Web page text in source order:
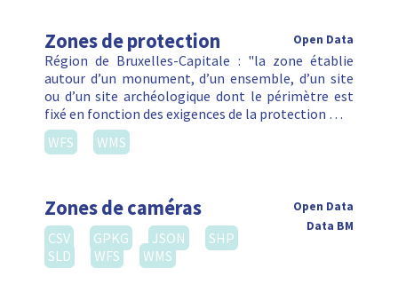
Zones de protection Open Data
Région de Bruxelles-Capitale : "la zone établie
autour d’un monument, d’un ensemble, d’un site
ou d’un site archéologique dont le périmètre est
fixé en fonction des exigences de la protection …
WFS
WMS
Zones de caméras
Open Data
Data BM
CSV GPKG JSON
SHP
SLD
WFS WMS